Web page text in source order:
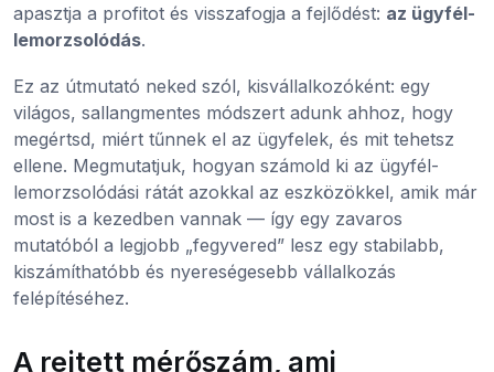
apasztja a profitot és visszafogja a fejlődést: az ügyfél-
lemorzsolódás.
Ez az útmutató neked szól, kisvállalkozóként: egy
világos, sallangmentes módszert adunk ahhoz, hogy
megértsd, miért tűnnek el az ügyfelek, és mit tehetsz
ellene. Megmutatjuk, hogyan számold ki az ügyfél-
lemorzsolódási rátát azokkal az eszközökkel, amik már
most is a kezedben vannak — így egy zavaros
mutatóból a legjobb „fegyvered” lesz egy stabilabb,
kiszámíthatóbb és nyereségesebb vállalkozás
felépítéséhez.
A rejtett mérőszám, ami